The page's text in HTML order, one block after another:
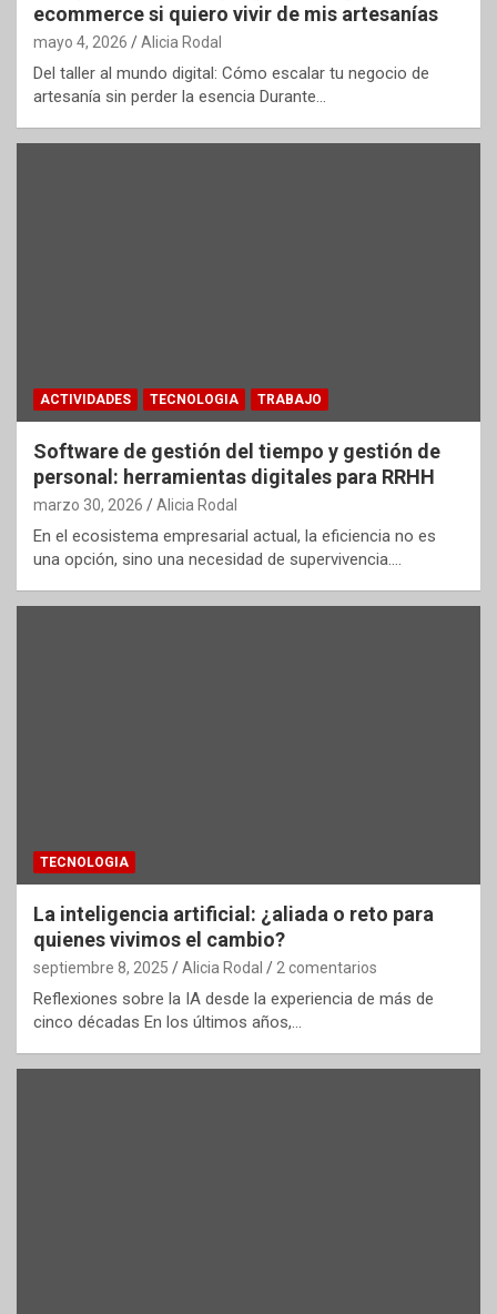
ecommerce si quiero vivir de mis artesanías
mayo 4, 2026 Alicia Rodal
Del taller al mundo digital: Cómo escalar tu negocio de
artesanía sin perder la esencia Durante…
ACTIVIDADES TECNOLOGIA TRABAJO
Software de gestión del tiempo y gestión de
personal: herramientas digitales para RRHH
marzo 30, 2026 Alicia Rodal
En el ecosistema empresarial actual, la eficiencia no es
una opción, sino una necesidad de supervivencia.…
TECNOLOGIA
La inteligencia artificial: ¿aliada o reto para
quienes vivimos el cambio?
septiembre 8, 2025 Alicia Rodal 2 comentarios
Reflexiones sobre la IA desde la experiencia de más de
cinco décadas En los últimos años,…